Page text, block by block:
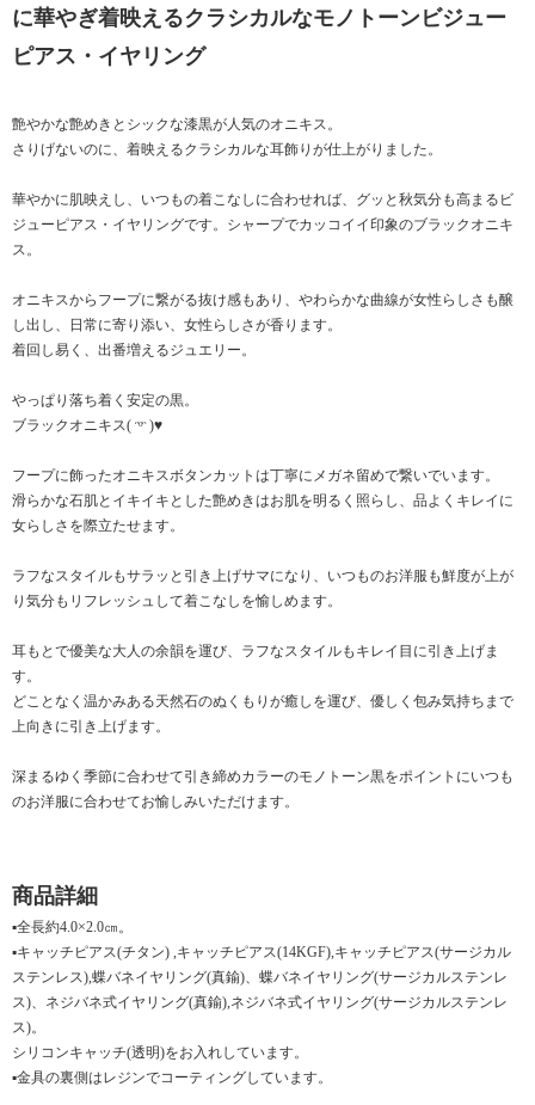
に華やぎ着映えるクラシカルなモノトーンビジュー
ピアス・イヤリング
艶やかな艶めきとシックな漆黒が人気のオニキス。
さりげないのに、着映えるクラシカルな耳飾りが仕上がりました。
華やかに肌映えし、いつもの着こなしに合わせれば、グッと秋気分も高まるビ
ジューピアス・イヤリングです。シャープでカッコイイ印象のブラックオニキ
ス。
オニキスからフープに繋がる抜け感もあり、やわらかな曲線が女性らしさも醸
し出し、日常に寄り添い、女性らしさが香ります。
着回し易く、出番増えるジュエリー。
やっぱり落ち着く安定の黒。
ブラックオニキス( ᵔᵒᵔ )♥
フープに飾ったオニキスボタンカットは丁寧にメガネ留めで繋いでいます。
滑らかな石肌とイキイキとした艶めきはお肌を明るく照らし、品よくキレイに
女らしさを際立たせます。
ラフなスタイルもサラッと引き上げサマになり、いつものお洋服も鮮度が上が
り気分もリフレッシュして着こなしを愉しめます。
耳もとで優美な大人の余韻を運び、ラフなスタイルもキレイ目に引き上げま
す。
どことなく温かみある天然石のぬくもりが癒しを運び、優しく包み気持ちまで
上向きに引き上げます。
深まるゆく季節に合わせて引き締めカラーのモノトーン黒をポイントにいつも
のお洋服に合わせてお愉しみいただけます。
商品詳細
▪全長約4.0×2.0㎝。
▪キャッチピアス(チタン) ,キャッチピアス(14KGF),キャッチピアス(サージカル
ステンレス),蝶バネイヤリング(真鍮)、蝶バネイヤリング(サージカルステンレ
ス)、ネジバネ式イヤリング(真鍮),ネジバネ式イヤリング(サージカルステンレ
ス)。
シリコンキャッチ(透明)をお入れしています。
▪金具の裏側はレジンでコーティングしています。